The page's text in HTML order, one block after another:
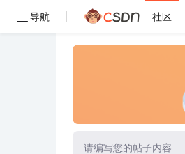
导航 社区
请编写您的帖子内容